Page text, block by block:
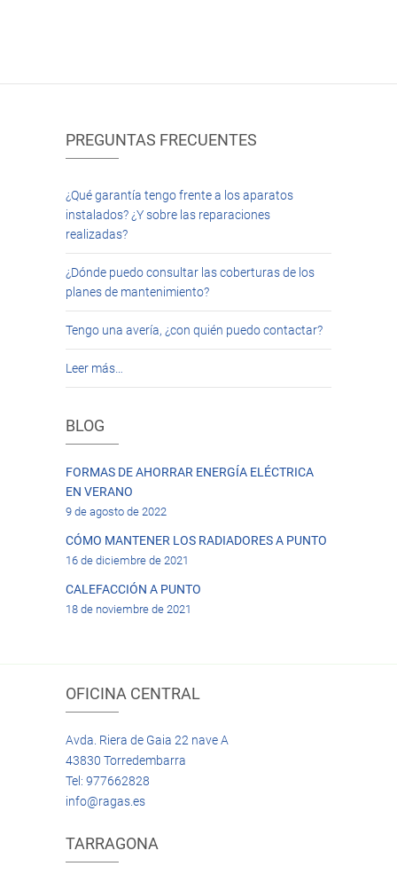
PREGUNTAS FRECUENTES
¿Qué garantía tengo frente a los aparatos
instalados? ¿Y sobre las reparaciones
realizadas?
¿Dónde puedo consultar las coberturas de los
planes de mantenimiento?
Tengo una avería, ¿con quién puedo contactar?
Leer más…
BLOG
FORMAS DE AHORRAR ENERGÍA ELÉCTRICA
EN VERANO
9 de agosto de 2022
CÓMO MANTENER LOS RADIADORES A PUNTO
16 de diciembre de 2021
CALEFACCIÓN A PUNTO
18 de noviembre de 2021
OFICINA CENTRAL
Avda. Riera de Gaia 22 nave A
43830 Torredembarra
Tel: 977662828
info@ragas.es
TARRAGONA